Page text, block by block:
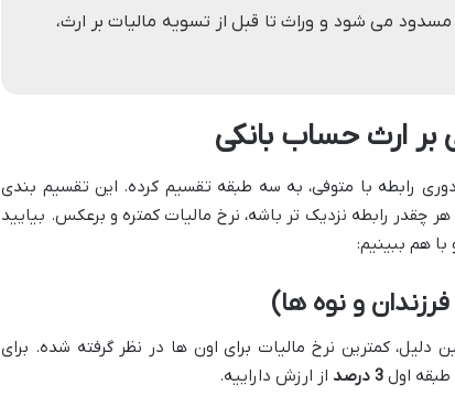
می شود و وراث تا قبل از تسویه مالیات بر ارث،
بر ارث حساب بانکی
رابطه با متوفی، به سه طبقه تقسیم کرده. این تقسیم بندی
چقدر رابطه نزدیک تر باشه، نرخ مالیات کمتره و برعکس. بیایید
هم ببینیم:
و نوه ها)
دلیل، کمترین نرخ مالیات برای اون ها در نظر گرفته شده. برای
طبقه اول3 درصد از ارزش داراییه.